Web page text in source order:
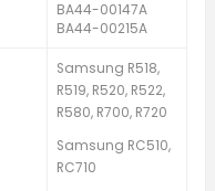
BA44-00147A
BA44-00215A
Samsung R518,
R519, R520, R522,
R580, R700, R720
Samsung RC510,
RC710